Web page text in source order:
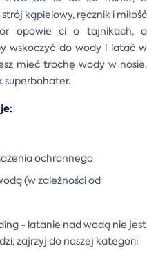
kąpielowy, ręcznik i miłość
opowie ci o tajnikach, a
wskoczyć do wody i latać w
mieć trochę wody w nosie,
superbohater.
ochronnego
(w zależności od
- latanie nad wodą nie jest
zajrzyj do naszej kategorii